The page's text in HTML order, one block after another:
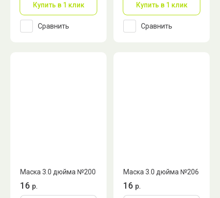
Купить в 1 клик
Сравнить
Купить в 1 клик
Сравнить
Маска 3.0 дюйма №200
16 р.
Маска 3.0 дюйма №206
16 р.